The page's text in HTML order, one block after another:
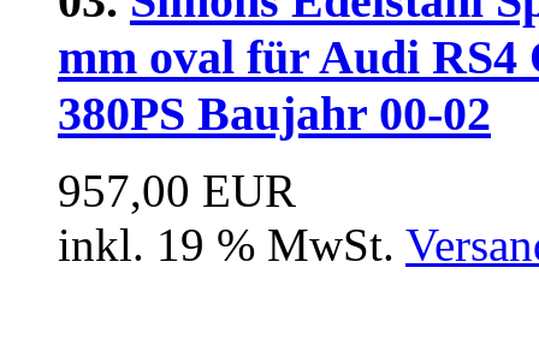
mm oval für Audi RS4
380PS Baujahr 00-02
957,00 EUR
inkl. 19 % MwSt.